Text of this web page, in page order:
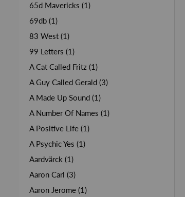
65d Mavericks (1)
69db (1)
83 West (1)
99 Letters (1)
A Cat Called Fritz (1)
A Guy Called Gerald (3)
A Made Up Sound (1)
A Number Of Names (1)
A Positive Life (1)
A Psychic Yes (1)
Aardvärck (1)
Aaron Carl (3)
Aaron Jerome (1)